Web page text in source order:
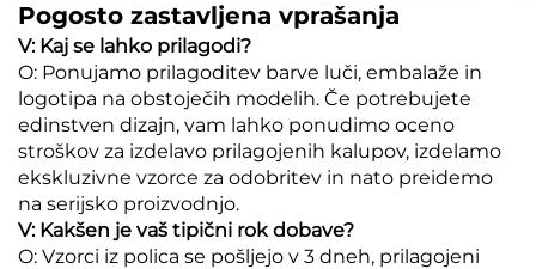
Pogosto zastavljena vprašanja
V: Kaj se lahko prilagodi?
O: Ponujamo prilagoditev barve luči, embalaže in
logotipa na obstoječih modelih. Če potrebujete
edinstven dizajn, vam lahko ponudimo oceno
stroškov za izdelavo prilagojenih kalupov, izdelamo
ekskluzivne vzorce za odobritev in nato preidemo
na serijsko proizvodnjo.
V: Kakšen je vaš tipični rok dobave?
O: Vzorci iz polica se pošljejo v 3 dneh, prilagojeni